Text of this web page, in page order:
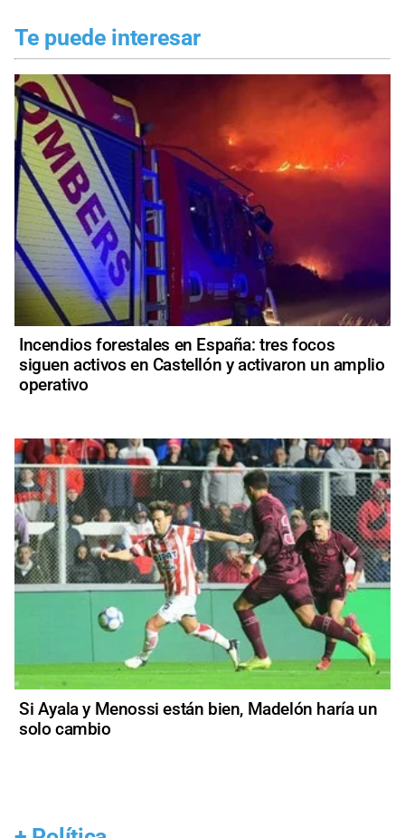
Te puede interesar
Incendios forestales en España: tres focos
siguen activos en Castellón y activaron un amplio
operativo
Si Ayala y Menossi están bien, Madelón haría un
solo cambio